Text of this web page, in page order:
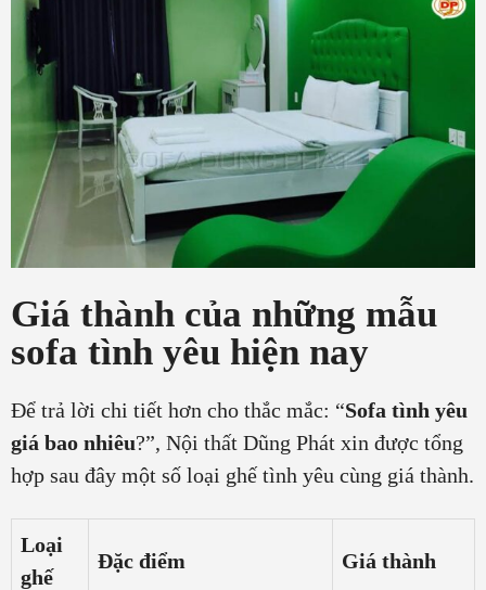
Giá thành của những mẫu
sofa tình yêu hiện nay
Để trả lời chi tiết hơn cho thắc mắc: “Sofa tình yêu
giá bao nhiêu?”, Nội thất Dũng Phát xin được tổng
hợp sau đây một số loại ghế tình yêu cùng giá thành.
Loại
ghế
Đặc điểm Giá thành